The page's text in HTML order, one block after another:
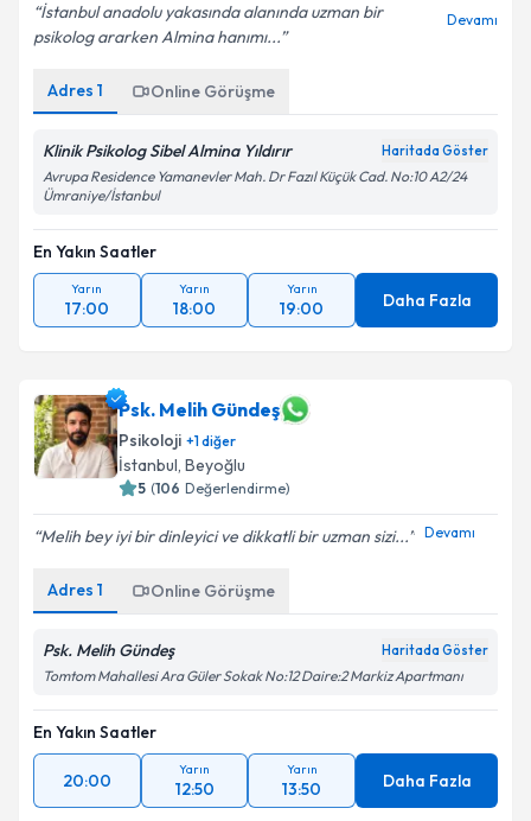
İstanbul anadolu yakasında alanında uzman bir
psikolog ararken Almina hanımı...
Devamı
Adres 1 Online Görüşme
Klinik Psikolog Sibel Almina Yıldırır Haritada Göster
Avrupa Residence Yamanevler Mah. Dr Fazıl Küçük Cad. No:10 A2/24
Ümraniye/İstanbul
En Yakın Saatler
Yarın
17:00
Yarın
18:00
Yarın
19:00 Daha Fazla
Psk. Melih Gündeş
Psikoloji +1diğer
İstanbul, Beyoğlu
5 (106 Değerlendirme)
Melih bey iyi bir dinleyici ve dikkatli bir uzman sizi... Devamı
Adres 1 Online Görüşme
Psk. Melih Gündeş Haritada Göster
Tomtom Mahallesi Ara Güler Sokak No:12 Daire:2 Markiz Apartmanı
En Yakın Saatler
20:00
Yarın
12:50
Yarın
13:50 Daha Fazla